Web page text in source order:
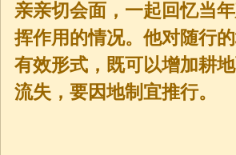
亲亲切会面，一起回忆当
挥作用的情况。他对随行
有效形式，既可以增加耕
流失，要因地制宜推行。